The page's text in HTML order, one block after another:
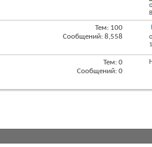
Тем: 100
Сообщений: 8,558
Тем: 0
Сообщений: 0